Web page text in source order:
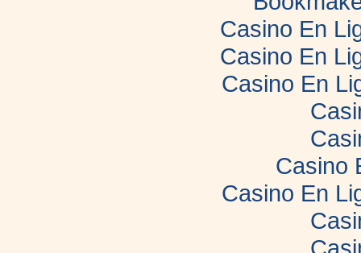
Casino En
Casino En
Casino En
Casino
Casino En